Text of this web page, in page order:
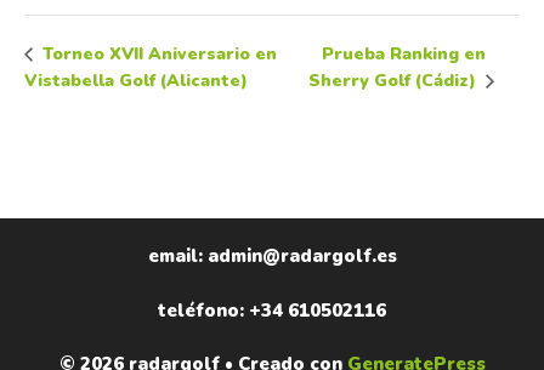
Torneo XVII Aniversario en
Vistabella Golf (Alicante)
Prueba Ranking en
Sherry Golf (Cádiz)
email: admin@radargolf.es
teléfono: +34 610502116
© 2026 radargolf• Creado con GeneratePress